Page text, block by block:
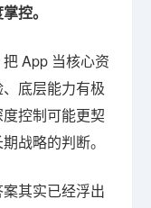
控。
App 当核心资
底层能力有极
控制可能更契
战略的判断。
其实已经浮出